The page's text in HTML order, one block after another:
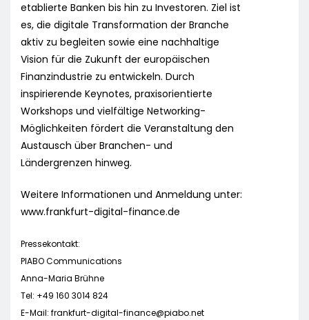
etablierte Banken bis hin zu Investoren. Ziel ist
es, die digitale Transformation der Branche
aktiv zu begleiten sowie eine nachhaltige
Vision für die Zukunft der europäischen
Finanzindustrie zu entwickeln. Durch
inspirierende Keynotes, praxisorientierte
Workshops und vielfältige Networking-
Möglichkeiten fördert die Veranstaltung den
Austausch über Branchen- und
Ländergrenzen hinweg.
Weitere Informationen und Anmeldung unter:
www.frankfurt-digital-finance.de
Pressekontakt:
PIABO Communications
Anna-Maria Brühne
Tel: +49 160 3014 824
E-Mail: frankfurt-digital-finance@piabo.net